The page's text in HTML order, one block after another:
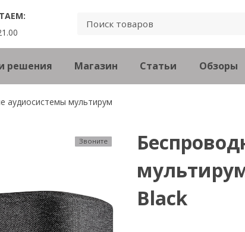
решения Магазин Статьи Обзоры
аудиосистемы мультирум
Звоните
Black